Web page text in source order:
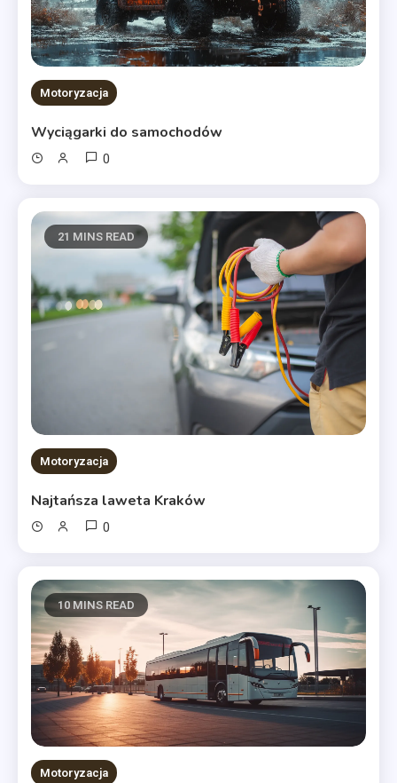
Motoryzacja
Wyciągarki do samochodów
0
21 MINS READ
Motoryzacja
Najtańsza laweta Kraków
0
10 MINS READ
Motoryzacja